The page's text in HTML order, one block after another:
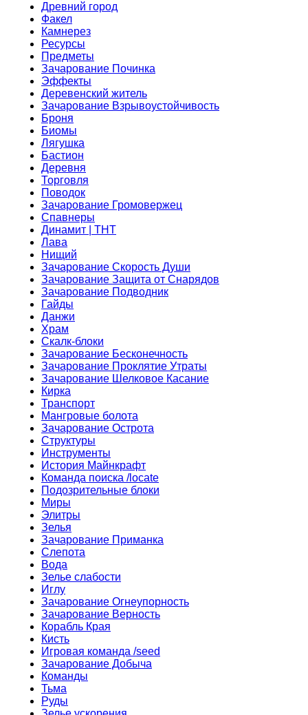
Древний город
Факел
Камнерез
Ресурсы
Предметы
Зачарование Починка
Эффекты
Деревенский житель
Зачарование Взрывоустойчивость
Броня
Биомы
Лягушка
Бастион
Деревня
Торговля
Поводок
Зачарование Громовержец
Спавнеры
Динамит | ТНТ
Лава
Нищий
Зачарование Скорость Души
Зачарование Защита от Снарядов
Зачарование Подводник
Гайды
Данжи
Храм
Скалк-блоки
Зачарование Бесконечность
Зачарование Проклятие Утраты
Зачарование Шелковое Касание
Кирка
Транспорт
Мангровые болота
Зачарование Острота
Структуры
Инструменты
История Майнкрафт
Команда поиска /locate
Подозрительные блоки
Миры
Элитры
Зелья
Зачарование Приманка
Слепота
Вода
Зелье слабости
Иглу
Зачарование Огнеупорность
Зачарование Верность
Корабль Края
Кисть
Игровая команда /seed
Зачарование Добыча
Команды
Тьма
Руды